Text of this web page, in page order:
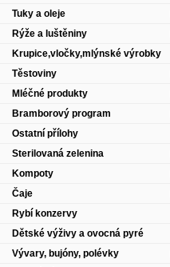
Tuky a oleje
Rýže a luštěniny
Krupice,vločky,mlýnské výrobky
Těstoviny
Mléčné produkty
Bramborový program
Ostatní přílohy
Sterilovaná zelenina
Kompoty
Čaje
Rybí konzervy
Dětské výživy a ovocná pyré
Vývary, bujóny, polévky